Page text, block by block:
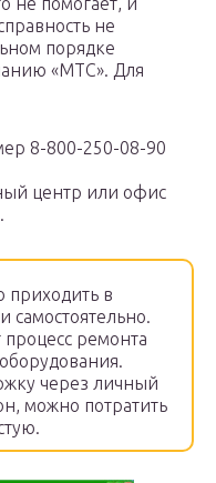
не
порядке
«МТС». Для
8-800-250-08-90
центр или офис
приходить в
самостоятельно.
процесс ремонта
через личный
можно потратить